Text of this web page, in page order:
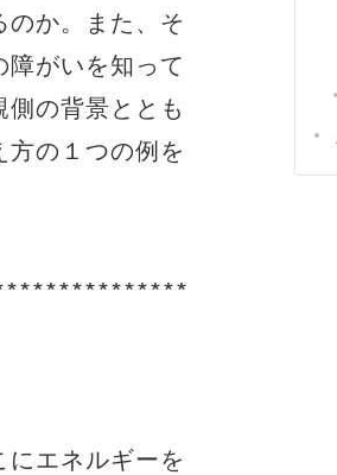
か。また、そ
がいを知って
の背景ととも
の１つの例を
にエネルギーを